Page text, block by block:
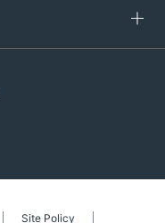
Site Policy